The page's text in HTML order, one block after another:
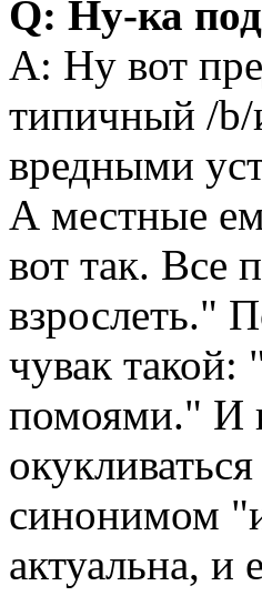
Q: Ну-ка
A: Ну вот
типичный /b/
вредными
А местные
вот так. Все
взрослеть."
чувак
помоями." И
синонимом
актуальна, и